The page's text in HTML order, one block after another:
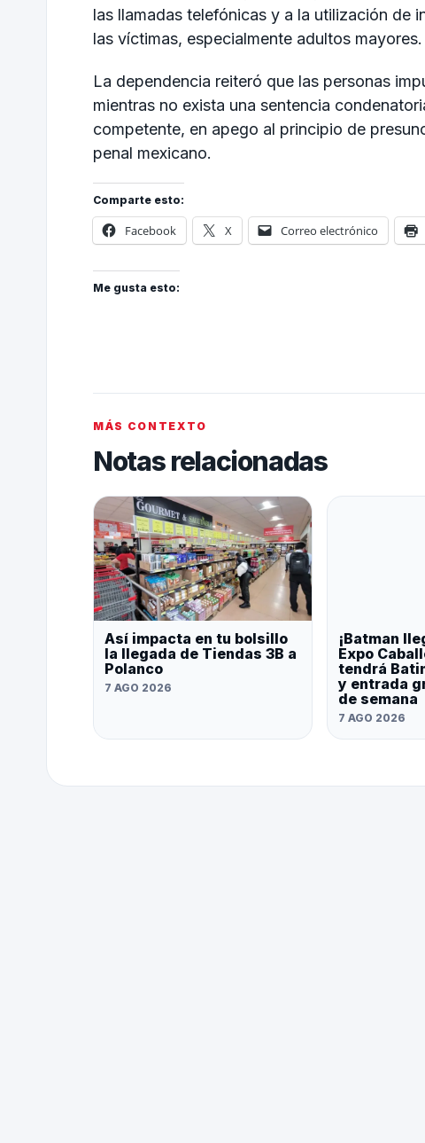
las llamadas telefónicas y a la utilización de
las víctimas, especialmente adultos mayores.
La dependencia reiteró que las personas
mientras no exista una sentencia
competente, en apego al principio de
penal mexicano.
Comparte esto:
Facebook X Correo electrónico
Me gusta esto:
MÁS CONTEXTO
Notas relacionadas
Así impacta en tu bolsillo
la llegada de Tiendas 3B a
Polanco
7 AGO 2026
¡Batman
Expo
tendrá
y entrada
de semana
7 AGO 2026